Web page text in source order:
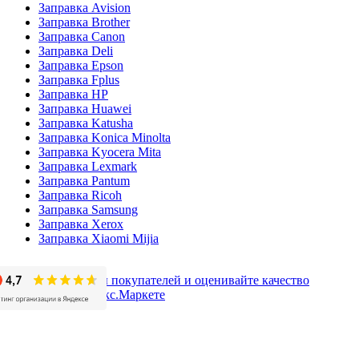
Заправка Avision
Заправка Brother
Заправка Canon
Заправка Deli
Заправка Epson
Заправка Fplus
Заправка HP
Заправка Huawei
Заправка Katusha
Заправка Konica Minolta
Заправка Kyocera Mita
Заправка Lexmark
Заправка Pantum
Заправка Ricoh
Заправка Samsung
Заправка Xerox
Заправка Xiaomi Mijia